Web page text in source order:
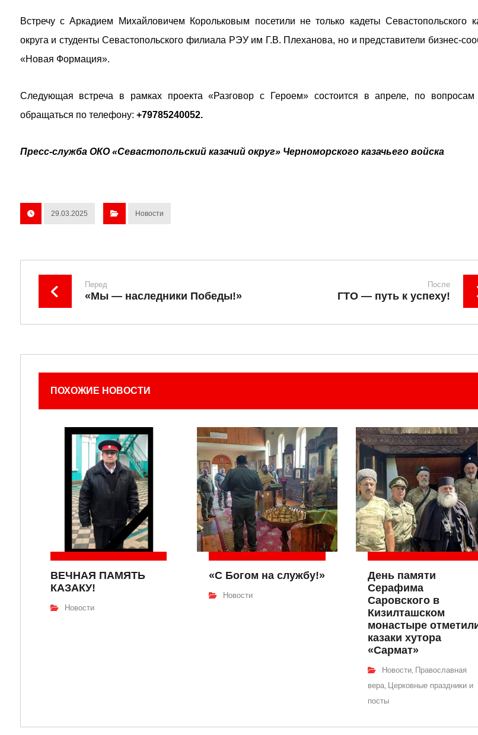
Встречу с Аркадием Михайловичем Корольковым посетили не только кадеты Севастопольского
округа и студенты Севастопольского филиала РЭУ им Г.В. Плеханова, но и представители бизнес-
«Новая Формация».
Следующая встреча в рамках проекта «Разговор с Героем» состоится в апреле, по вопросам
обращаться по телефону: +79785240052.
Пресс-служба ОКО «Севастопольский казачий округ» Черноморского казачьего войска
29.03.2025 Новости
Перед
«Мы — наследники Победы!»
После
ГТО — путь к успеху!
ПОХОЖИЕ НОВОСТИ
ВЕЧНАЯ ПАМЯТЬ
КАЗАКУ!
Новости
«С Богом на службу!»
Новости
День памяти
Серафима
Саровского в
Кизилташском
монастыре
казаки хутора
«Сармат»
Новости, Православная
вера, Церковные праздники и
посты